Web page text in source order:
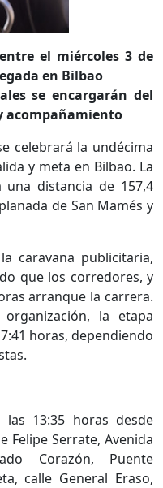
el miércoles 3 de
en Bilbao
se encargarán del
acompañamiento
celebrará la undécima
y meta en Bilbao. La
distancia de 157,4
de San Mamés y
caravana publicitaria,
que los corredores, y
arranque la carrera.
la etapa
horas, dependiendo
13:35 horas desde
Felipe Serrate, Avenida
Corazón, Puente
calle General Eraso,